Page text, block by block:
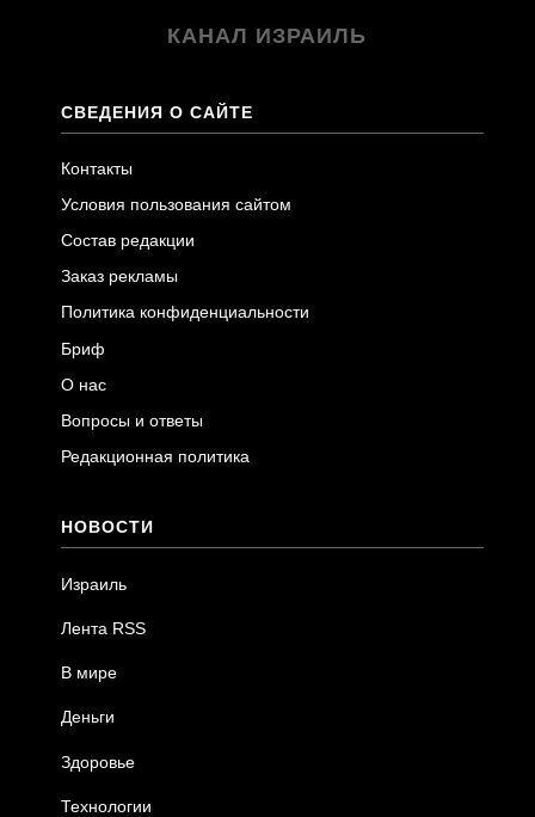
КАНАЛ ИЗРАИЛЬ
СВЕДЕНИЯ О САЙТЕ
Контакты
Условия пользования сайтом
Состав редакции
Заказ рекламы
Политика конфиденциальности
Бриф
О нас
Вопросы и ответы
Редакционная политика
НОВОСТИ
Израиль
Лента RSS
В мире
Деньги
Здоровье
Технологии